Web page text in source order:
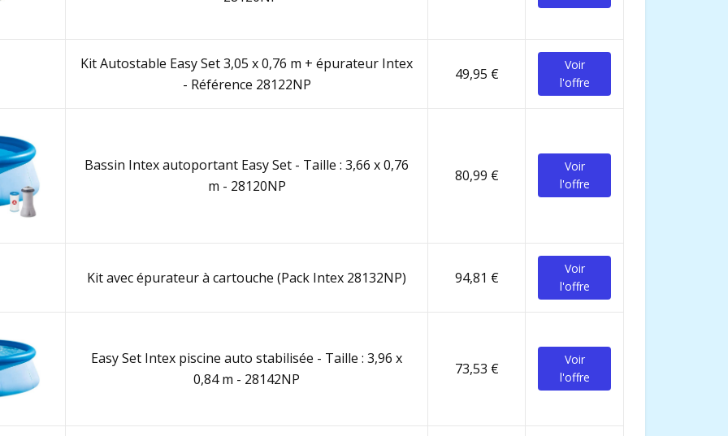
Kit Autostable Easy Set 3,05 x 0,76 m + épurateur Intex
- Référence 28122NP
49,95 €
Voir
l'offre
Bassin Intex autoportant Easy Set - Taille : 3,66 x 0,76
m - 28120NP
80,99 €
Voir
l'offre
Kit avec épurateur à cartouche (Pack Intex 28132NP) 94,81 €
Voir
l'offre
Easy Set Intex piscine auto stabilisée - Taille : 3,96 x
0,84 m - 28142NP
73,53 €
Voir
l'offre